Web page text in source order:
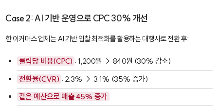
Case 2: AI 기반 운영으로 CPC 30% 개선
한 이커머스 업체는 AI 기반 입찰 최적화를 활용하는 대행사로 전환 후:
클릭당 비용(CPC) : 1,200원 → 840원 (30% 감소)
전환율(CVR) : 2.3% → 3.1% (35% 증가)
같은 예산으로 매출 45% 증가